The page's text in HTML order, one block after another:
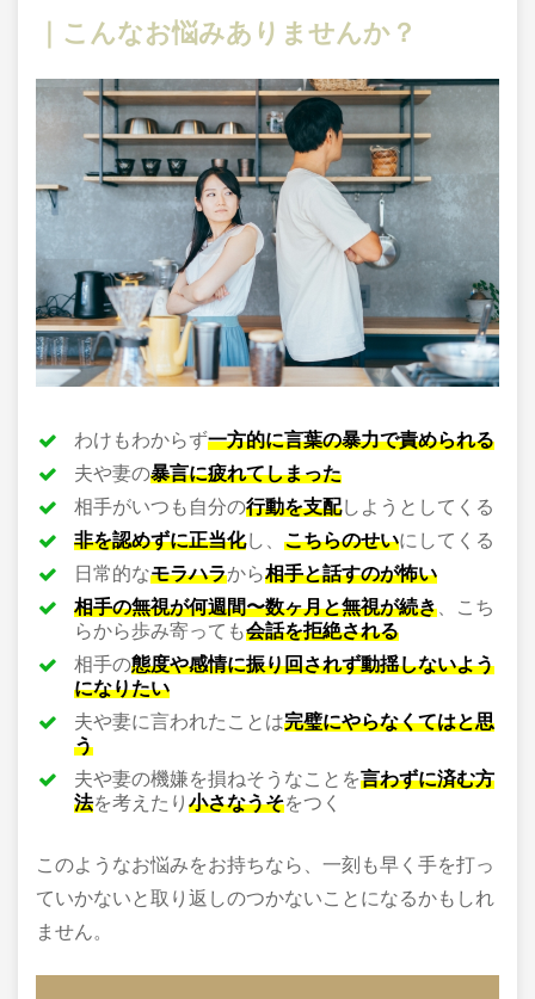
｜こんなお悩みありませんか？
わけもわからず一方的に言葉の暴力で責められる
夫や妻の暴言に疲れてしまった
相手がいつも自分の行動を支配しようとしてくる
非を認めずに正当化し、 こちらのせいにしてくる
日常的なモラハラから相手と話すのが怖い
相手の無視が何週間〜数ヶ月と無視が続き、こち
らから歩み寄っても会話を拒絶される
相手の態度や感情に振り回されず動揺しないよう
になりたい
夫や妻に言われたことは完璧にやらなくてはと思
う
夫や妻の機嫌を損ねそうなことを言わずに済む方
法を考えたり 小さなうそをつく
このようなお悩みをお持ちなら、一刻も早く手を打っ
ていかないと取り返しのつかないことになるかもしれ
ません。